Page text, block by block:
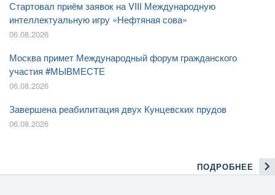
Стартовал приём заявок на VIII Международную
интеллектуальную игру «Нефтяная сова»
06.08.2026
Москва примет Международный форум гражданского
участия #МЫВМЕСТЕ
06.08.2026
Завершена реабилитация двух Кунцевских прудов
06.08.2026
ПОДРОБНЕЕ